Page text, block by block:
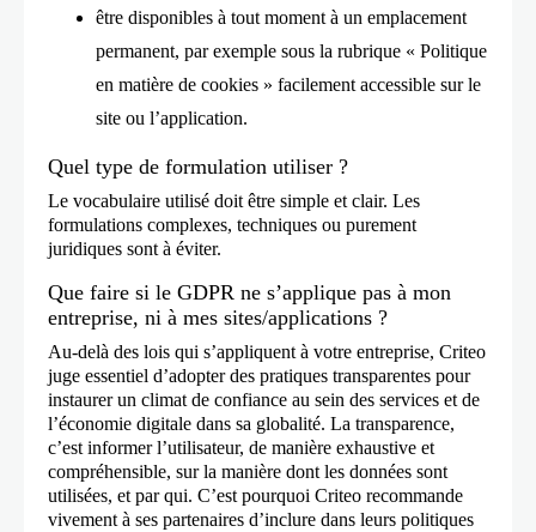
produits et/ou services.
Pour les annonceurs et les éditeurs
partageant des données avec Criteo à
des fins de liaison inter-appareils,
Criteo Shopper Graph : vous pouvez
partager des données (telles que des
identifiants techniques issus des
informations d’enregistrement des
utilisateurs sur votre site web ou votre
système CRM) avec vos partenaires
publicitaires. Ces derniers pourront
ainsi faire le lien entre les différents
appareils et navigateurs pour fournir
aux utilisateurs une expérience fluide,
dans les différents environnements
être disponibles à tout moment à un emplacement
permanent, par exemple sous la rubrique « Politique
en matière de cookies » facilement accessible sur le
site ou l’application.
Quel type de formulation utiliser ?
Le vocabulaire utilisé doit être simple et clair. Les
formulations complexes, techniques ou purement
juridiques sont à éviter.
Que faire si le GDPR ne s’applique pas à mon
entreprise, ni à mes sites/applications ?
Au-delà des lois qui s’appliquent à votre entreprise, Criteo
juge essentiel d’adopter des pratiques transparentes pour
instaurer un climat de confiance au sein des services et de
l’économie digitale dans sa globalité. La transparence,
c’est informer l’utilisateur, de manière exhaustive et
compréhensible, sur la manière dont les données sont
utilisées, et par qui. C’est pourquoi Criteo recommande
vivement à ses partenaires d’inclure dans leurs politiques